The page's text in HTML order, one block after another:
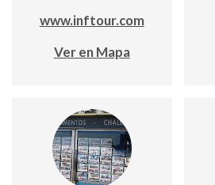
www.inftour.com
Ver en Mapa